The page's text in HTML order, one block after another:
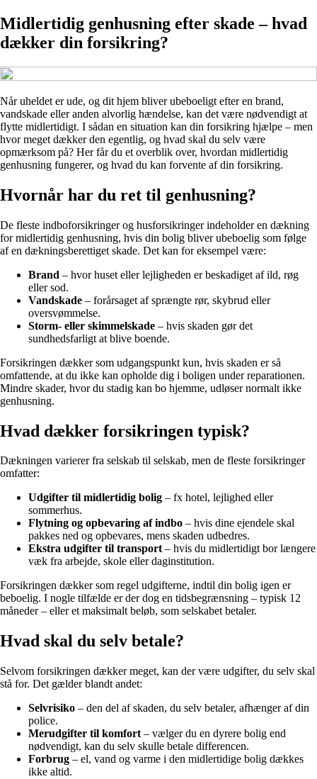
Midlertidig genhusning efter skade – hvad
dækker din forsikring?
Når uheldet er ude, og dit hjem bliver ubeboeligt efter en brand,
vandskade eller anden alvorlig hændelse, kan det være nødvendigt at
flytte midlertidigt. I sådan en situation kan din forsikring hjælpe – men
hvor meget dækker den egentlig, og hvad skal du selv være
opmærksom på? Her får du et overblik over, hvordan midlertidig
genhusning fungerer, og hvad du kan forvente af din forsikring.
Hvornår har du ret til genhusning?
De fleste indboforsikringer og husforsikringer indeholder en dækning
for midlertidig genhusning, hvis din bolig bliver ubeboelig som følge
af en dækningsberettiget skade. Det kan for eksempel være:
Brand – hvor huset eller lejligheden er beskadiget af ild, røg
eller sod.
Vandskade – forårsaget af sprængte rør, skybrud eller
oversvømmelse.
Storm- eller skimmelskade – hvis skaden gør det
sundhedsfarligt at blive boende.
Forsikringen dækker som udgangspunkt kun, hvis skaden er så
omfattende, at du ikke kan opholde dig i boligen under reparationen.
Mindre skader, hvor du stadig kan bo hjemme, udløser normalt ikke
genhusning.
Hvad dækker forsikringen typisk?
Dækningen varierer fra selskab til selskab, men de fleste forsikringer
omfatter:
Udgifter til midlertidig bolig – fx hotel, lejlighed eller
sommerhus.
Flytning og opbevaring af indbo – hvis dine ejendele skal
pakkes ned og opbevares, mens skaden udbedres.
Ekstra udgifter til transport– hvis du midlertidigt bor længere
væk fra arbejde, skole eller daginstitution.
Forsikringen dækker som regel udgifterne, indtil din bolig igen er
beboelig. I nogle tilfælde er der dog en tidsbegrænsning – typisk 12
måneder – eller et maksimalt beløb, som selskabet betaler.
Hvad skal du selv betale?
Selvom forsikringen dækker meget, kan der være udgifter, du selv skal
stå for. Det gælder blandt andet:
Selvrisiko – den del af skaden, du selv betaler, afhænger af din
police.
Merudgifter til komfort – vælger du en dyrere bolig end
nødvendigt, kan du selv skulle betale differencen.
Forbrug – el, vand og varme i den midlertidige bolig dækkes
ikke altid.